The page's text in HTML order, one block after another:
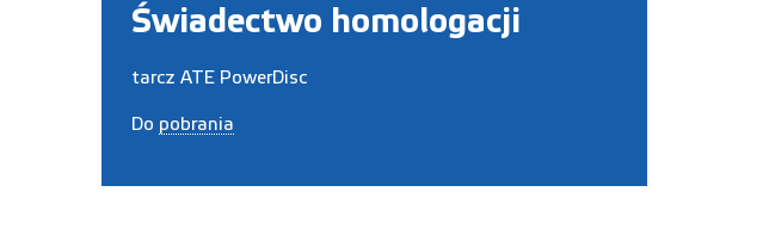
Świadectwo homologacji
tarcz ATE PowerDisc
Do pobrania